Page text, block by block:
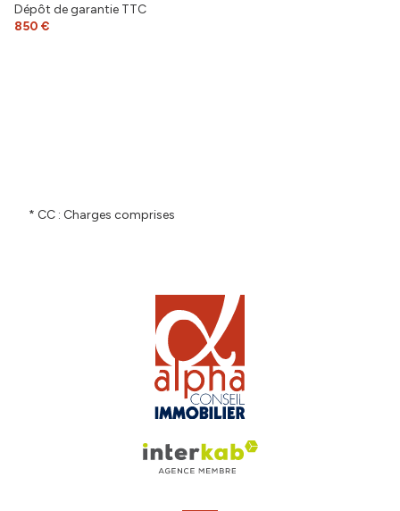
Dépôt de garantie TTC
850 €
* CC : Charges comprises